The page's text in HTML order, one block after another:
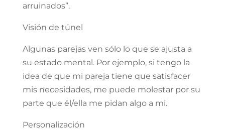
arruinados”.
Visión de túnel
Algunas parejas ven sólo lo que se ajusta a
su estado mental. Por ejemplo, si tengo la
idea de que mi pareja tiene que satisfacer
mis necesidades, me puede molestar por su
parte que él/ella me pidan algo a mi.
Personalización